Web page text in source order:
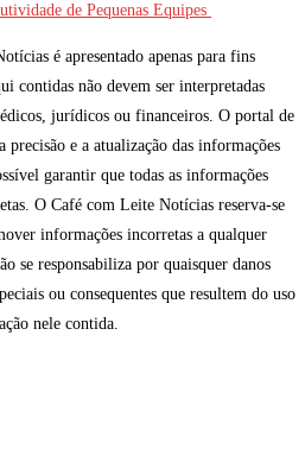
de Pequenas Equipes
é apresentado apenas para fins
contidas não devem ser interpretadas
jurídicos ou financeiros. O portal de
precisão e a atualização das informações
garantir que todas as informações
O Café com Leite Notícias reserva-se
informações incorretas a qualquer
se responsabiliza por quaisquer danos
ou consequentes que resultem do uso
nele contida.